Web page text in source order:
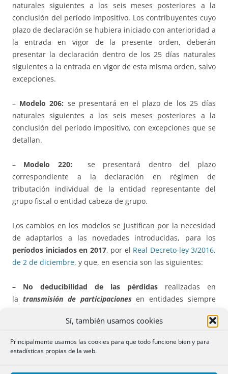
Sí, también usamos cookies
Principalmente usamos las cookies para que todo funcione bien y para
estadísticas propias de la web.
naturales siguientes a los seis meses posteriores a la
conclusión del período impositivo. Los contribuyentes cuyo
plazo de declaración se hubiera iniciado con anterioridad a
la entrada en vigor de la presente orden, deberán
presentar la declaración dentro de los 25 días naturales
siguientes a la entrada en vigor de esta misma orden, salvo
excepciones.
– Modelo 206: se presentará en el plazo de los 25 días
naturales siguientes a los seis meses posteriores a la
conclusión del período impositivo, con excepciones que se
detallan.
– Modelo 220: se presentará dentro del plazo
correspondiente a la declaración en régimen de
tributación individual de la entidad representante del
grupo fiscal o entidad cabeza de grupo.
Los cambios en los modelos se justifican por la necesidad
de adaptarlos a las novedades introducidas, para los
períodos iniciados en 2017, por el Real Decreto-ley 3/2016,
de 2 de diciembre, y que, en esencia son las siguientes:
– No deducibilidad de las pérdidas realizadas en
la transmisión de participaciones en entidades siempre
en las rentas positivas obtenidas, tanto en
transmisión de participaciones. También queda excluida